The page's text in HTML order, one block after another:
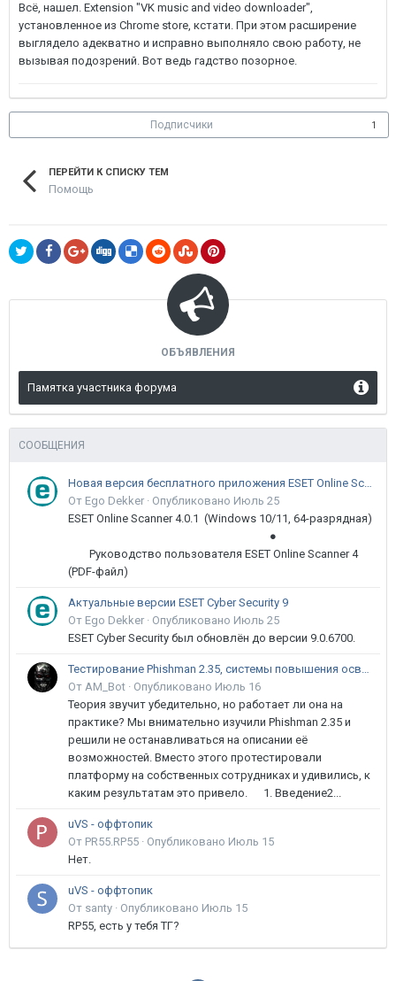
Всё, нашел. Extension "VK music and video downloader",
установленное из Chrome store, кстати. При этом расширение
выглядело адекватно и исправно выполняло свою работу, не
вызывая подозрений. Вот ведь гадство позорное.
Подписчики 1
ПЕРЕЙТИ К СПИСКУ ТЕМ
Помощь
ОБЪЯВЛЕНИЯ
Памятка участника форума
СООБЩЕНИЯ
Новая версия бесплатного приложения ESET Online Scanner доступна пользователям
От Ego Dekker · Опубликовано Июль 25
ESET Online Scanner 4.0.1 (Windows 10/11, 64-разрядная)
●
Руководство пользователя ESET Online Scanner 4
(PDF-файл)
Актуальные версии ESET Cyber Security 9
От Ego Dekker · Опубликовано Июль 25
ESET Cyber Security был обновлён до версии 9.0.6700.
Тестирование Phishman 2.35, системы повышения осведомлённости пользователей в сфере ИБ
От AM_Bot · Опубликовано Июль 16
Теория звучит убедительно, но работает ли она на
практике? Мы внимательно изучили Phishman 2.35 и
решили не останавливаться на описании её
возможностей. Вместо этого протестировали
платформу на собственных сотрудниках и удивились, к
каким результатам это привело. 1. Введение2...
uVS - оффтопик
От PR55.RP55 · Опубликовано Июль 15
Нет.
uVS - оффтопик
От santy · Опубликовано Июль 15
RP55, есть у тебя ТГ?